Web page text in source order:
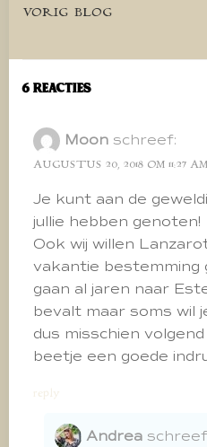
Bericht
navigatie
VORIG BLOG
6 Reacties
Moon schreef:
AUGUSTUS 20, 2018 OM 11:27 AM
Je kunt aan de
jullie hebben genoten!
Ook wij willen
vakantie bestemming
gaan al jaren naar
bevalt maar soms wil
dus misschien
beetje een goede
reply
Andrea